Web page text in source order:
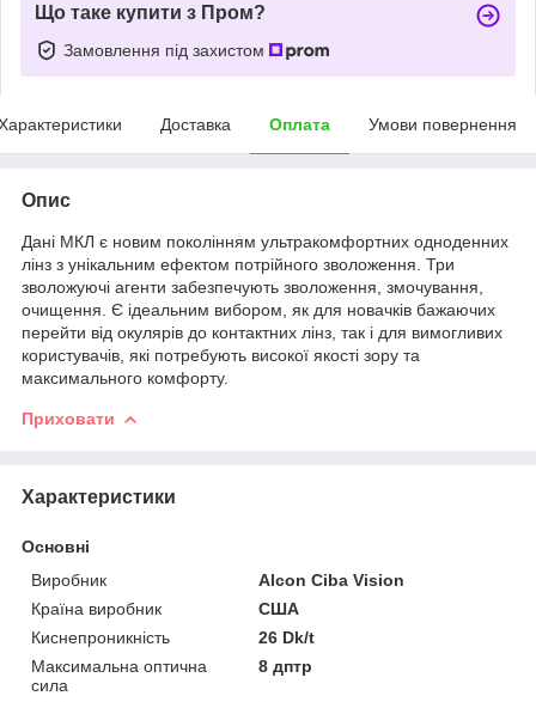
Що таке купити з Пром?
Замовлення під захистом
Доставка Оплата Умови повернення
Опис
Дані МКЛ є новим поколінням ультракомфортних одноденних
лінз з унікальним ефектом потрійного зволоження. Три
зволожуючі агенти забезпечують зволоження, змочування,
очищення. Є ідеальним вибором, як для новачків бажаючих
перейти від окулярів до контактних лінз, так і для вимогливих
користувачів, які потребують високої якості зору та
максимального комфорту.
Приховати
Характеристики
Основні
Виробник
Alcon Ciba Vision
Країна виробник
США
Киснепроникність
26 Dk/t
Максимальна оптична
сила
8 дптр